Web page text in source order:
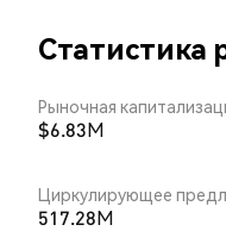
Статистика
Рыночная
$6.83M
Циркулирующее
517.28M